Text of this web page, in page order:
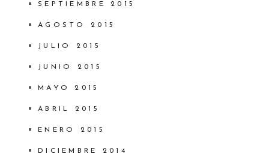
SEPTIEMBRE 2015
AGOSTO 2015
JULIO 2015
JUNIO 2015
MAYO 2015
ABRIL 2015
ENERO 2015
DICIEMBRE 2014